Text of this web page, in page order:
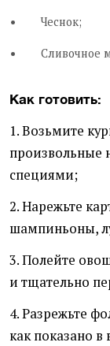
Чеснок;
Сливочное
Как готовить:
1. Возьмите
произвольные
специями;
2. Нарежьте
шампиньоны,
3. Полейте
и тщательно
4. Разрежьте
как показано в